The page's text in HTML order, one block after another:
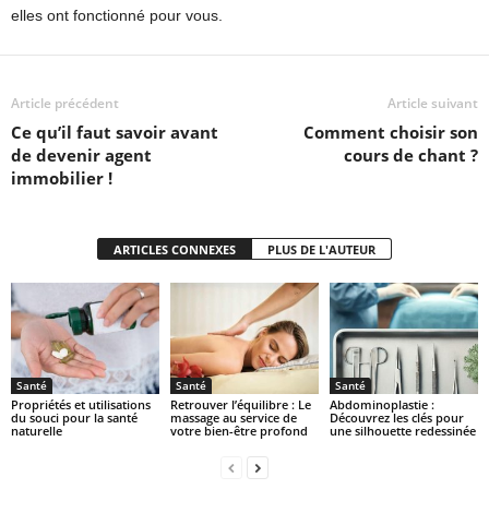
elles ont fonctionné pour vous.
Article précédent
Ce qu’il faut savoir avant
de devenir agent
immobilier !
Article suivant
Comment choisir son
cours de chant ?
ARTICLES CONNEXES PLUS DE L'AUTEUR
Santé
Propriétés et utilisations
du souci pour la santé
naturelle
Santé
Retrouver l’équilibre : Le
massage au service de
votre bien-être profond
Santé
Abdominoplastie :
Découvrez les clés pour
une silhouette redessinée